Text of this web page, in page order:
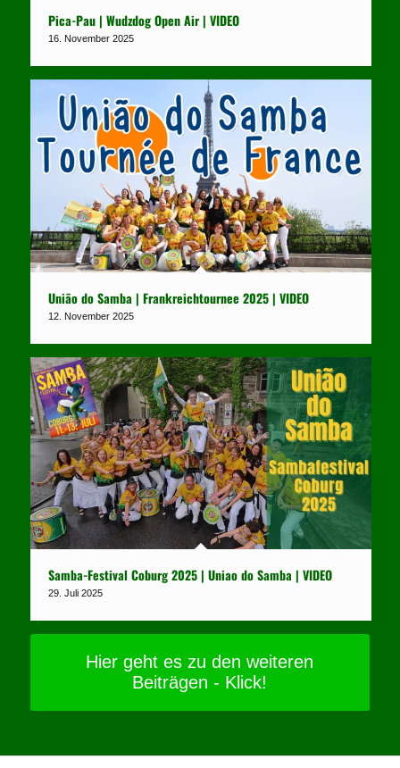
Pica-Pau | Wudzdog Open Air | VIDEO
16. November 2025
União do Samba | Frankreichtournee 2025 | VIDEO
12. November 2025
Samba-Festival Coburg 2025 | Uniao do Samba | VIDEO
29. Juli 2025
Hier geht es zu den weiteren
Beiträgen - Klick!